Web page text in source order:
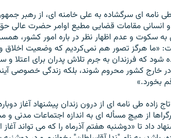
نامه ای سرگشاده به علی خامنه ای، از رهبر
و انسانی مقامات قضايی مطيع اوامر حضرت عالی
به سکوت و عدم اظهار نظر در باره امور کشور،
«ما هرگز تصور هم نمی‌کرديم که وضعيت اخلاق
شود که فرزندان به جرم تلاش پدران برای اعتلا و
خارج کشور محروم شوند، بلکه زندگی خصوصی آينده
بخورد.»
زاده طی نامه ای از درون زندان پيشنهاد آغاز
از هيچ مسأله ای به اندازه اجتماعات مدنی
داد تا «دوشنبه هفتم آذرماه را که می تواند